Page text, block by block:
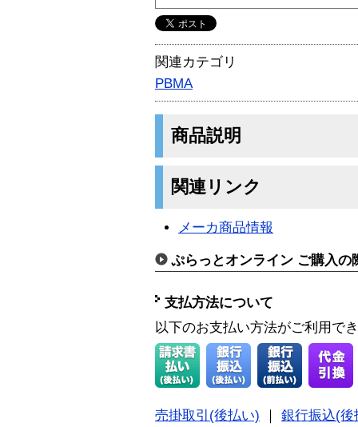
関連カテゴリ
PBMA
商品説明
関連リンク
メーカ商品情報
ぷらっとオンライン ご購入の
支払方法について
以下のお支払い方法がご利用で
売掛取引(後払い)
銀行振込(後